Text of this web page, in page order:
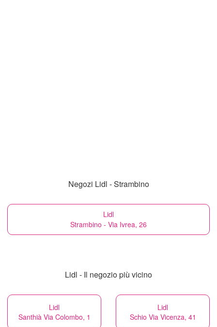
Negozi Lidl - Strambino
Lidl
Strambino - Via Ivrea, 26
Lidl - Il negozio più vicino
Lidl
Santhià Via Colombo, 1
Lidl
Schio Via Vicenza, 41